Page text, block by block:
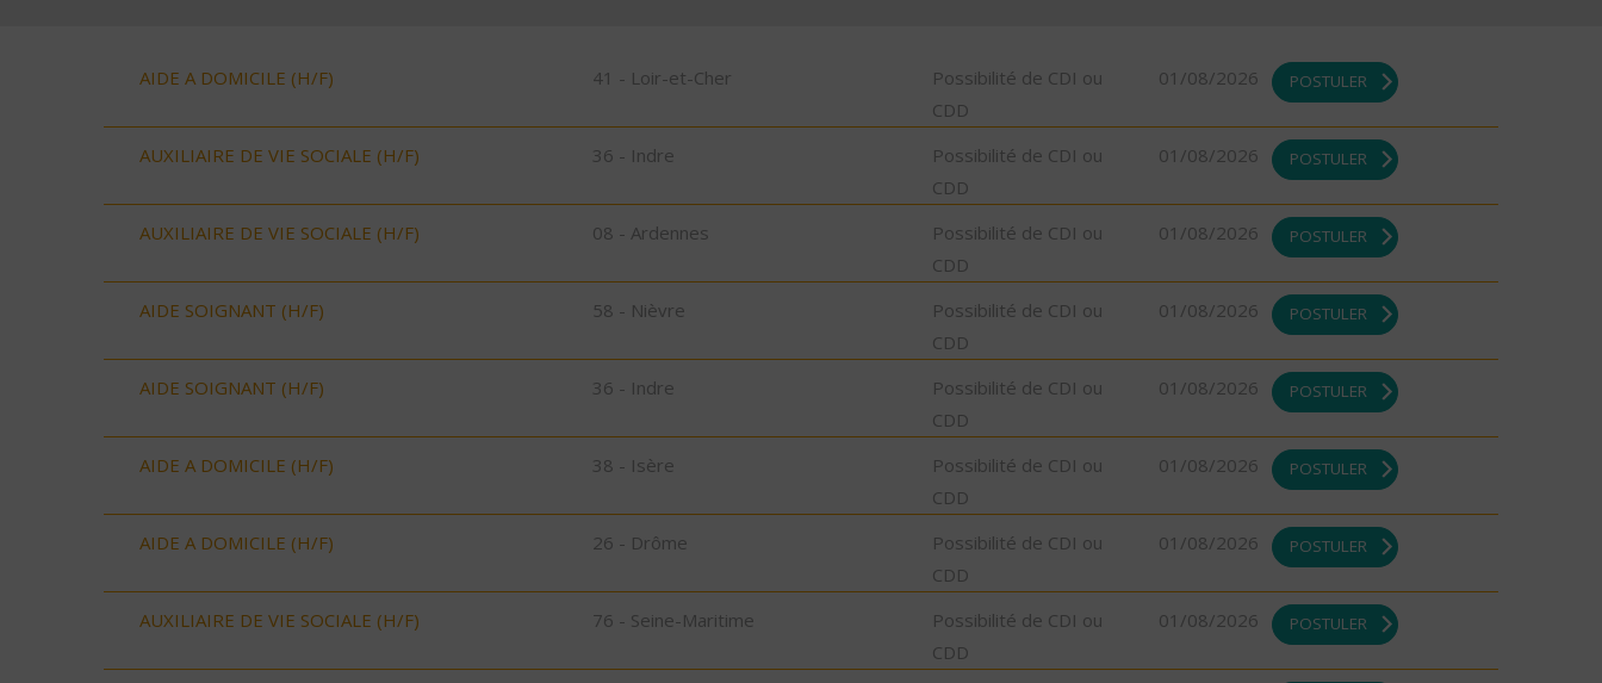
AIDE A DOMICILE (H/F) 41 - Loir-et-Cher
Possibilité de CDI ou
CDD
01/08/2026 POSTULER
AUXILIAIRE DE VIE SOCIALE (H/F) 36 - Indre
Possibilité de CDI ou
CDD
01/08/2026 POSTULER
AUXILIAIRE DE VIE SOCIALE (H/F) 08 - Ardennes
Possibilité de CDI ou
CDD
01/08/2026 POSTULER
AIDE SOIGNANT (H/F) 58 - Nièvre
Possibilité de CDI ou
CDD
01/08/2026 POSTULER
AIDE SOIGNANT (H/F) 36 - Indre
Possibilité de CDI ou
CDD
01/08/2026 POSTULER
AIDE A DOMICILE (H/F) 38 - Isère
Possibilité de CDI ou
CDD
01/08/2026 POSTULER
AIDE A DOMICILE (H/F) 26 - Drôme
Possibilité de CDI ou
CDD
01/08/2026 POSTULER
AUXILIAIRE DE VIE SOCIALE (H/F) 76 - Seine-Maritime
Possibilité de CDI ou
CDD
01/08/2026 POSTULER